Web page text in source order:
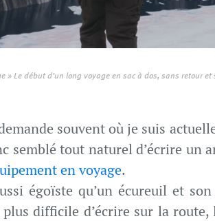
» Le début d’un long voyage en sac à dos, sans retour et
souvent où je suis
semblé tout naturel d’écrire un
en voyage.
égoïste qu’un écureuil et
difficile d’écrire sur la